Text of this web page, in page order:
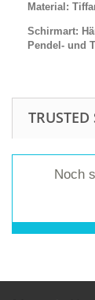
Material:
Schirmart:
Pendel- und
TRUSTED
Noch